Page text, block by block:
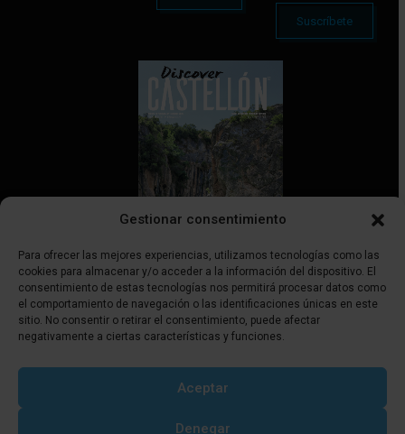
Gestionar consentimiento
Para ofrecer las mejores experiencias, utilizamos tecnologías como las
cookies para almacenar y/o acceder a la información del dispositivo. El
consentimiento de estas tecnologías nos permitirá procesar datos como
el comportamiento de navegación o las identificaciones únicas en este
sitio. No consentir o retirar el consentimiento, puede afectar
negativamente a ciertas características y funciones.
Aceptar
Denegar
Suscríbete
Discover Castellón | ISSN 3045-5766
Síguenos